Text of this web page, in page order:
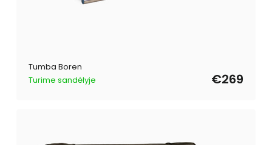
Tumba Boren
Turime sandėlyje
€269